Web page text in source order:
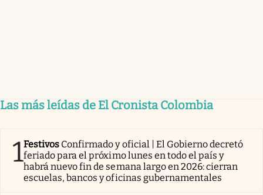
Las más leídas de El Cronista Colombia
1Festivos Confirmado y oficial | El Gobierno decretó
feriado para el próximo lunes en todo el país y
habrá nuevo fin de semana largo en 2026: cierran
escuelas, bancos y oficinas gubernamentales